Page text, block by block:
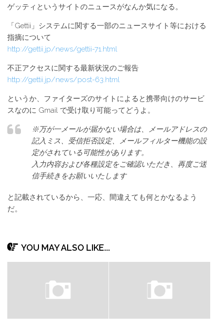
ゲッティというサイトのニュースがなんか気になる。
「Gettii」システムに関する一部のニュースサイト等における
指摘について
http://gettii.jp/news/gettii-71.html
不正アクセスに関する最新状況のご報告
http://gettii.jp/news/post-63.html
というか、ファイターズのサイトによると携帯向けのサービ
スなのに Gmail で受け取り可能ってどうよ。
※万が一メールが届かない場合は、メールアドレスの
記入ミス、受信拒否設定、メールフィルター機能の設
定がされている可能性があります。
入力内容および各種設定をご確認いただき、再度ご送
信手続きをお願いいたします
と記載されているから、一応、間違えても何とかなるよう
だ。
YOU MAY ALSO LIKE...